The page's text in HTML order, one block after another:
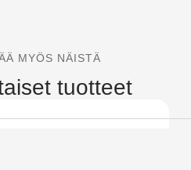
MYÖS NÄISTÄ
tuotteet